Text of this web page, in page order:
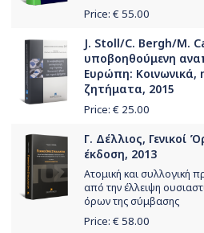
Price: € 55.00
J. Stoll/C. Bergh/M.
υποβοηθούμενη
Ευρώπη: Κοινωνικά,
ζητήματα, 2015
Price: € 25.00
Γ. Δέλλιος, Γενικοί
έκδοση, 2013
Ατομική και συλλογική
από την έλλειψη
όρων της σύμβασης
Price: € 58.00